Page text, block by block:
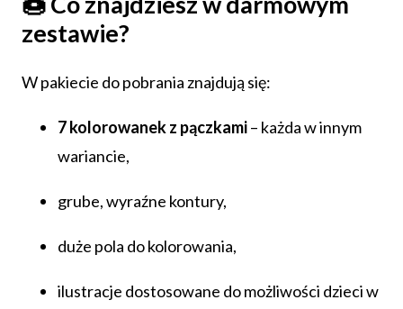
zestawie?
W pakiecie do pobrania znajdują się:
7 kolorowanek z pączkami– każda w innym
wariancie,
grube, wyraźne kontury,
duże pola do kolorowania,
ilustracje dostosowane do możliwości dzieci w